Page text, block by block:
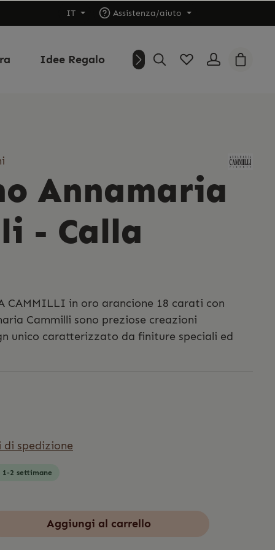
IT Assistenza/aiuto
Idee Regalo Outlet Chi siamo
Annamaria
- Calla
CAMMILLI in oro arancione 18 carati con
Cammilli sono preziose creazioni
unico caratterizzato da finiture speciali ed
di spedizione
1-2 settimane
Aggiungi al carrello